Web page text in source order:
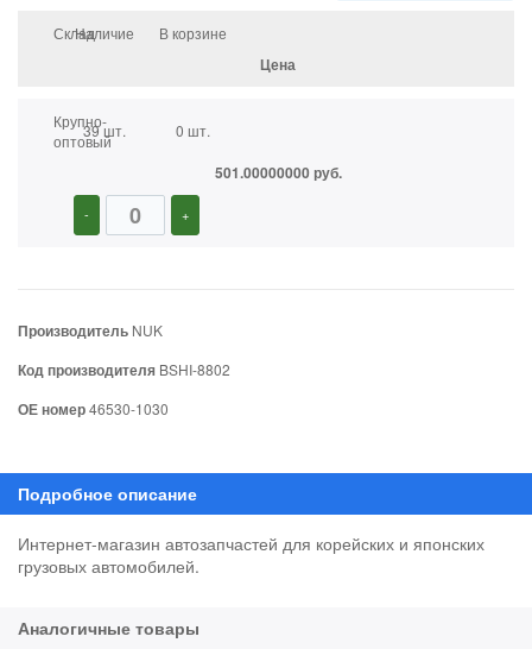
СкладНаличие В корзине
Цена
Крупно-
оптовый
39 шт. 0 шт.
501.00000000 руб.
- +
Производитель NUK
Код производителя BSHI-8802
ОЕ номер46530-1030
Интернет-магазин автозапчастей для корейских и японских
грузовых автомобилей.